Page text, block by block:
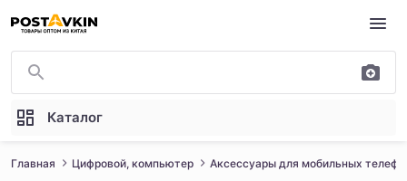
Перейти к основному содержимому
Каталог
Главная Цифровой, компьютер Аксессуары для мобильных